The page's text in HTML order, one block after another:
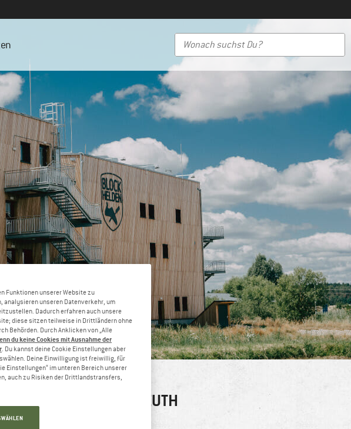
IN BUBENREUTH
Funktionen unserer Website zu
analysieren unseren Datenverkehr, um
Dadurch erfahren auch unsere
diese sitzen teilweise in Drittländern ohne
Behörden. Durch Anklicken von „Alle
du keine Cookies mit Ausnahme der
. Du kannst deine Cookie Einstellungen aber
Deine Einwilligung ist freiwillig, für
Einstellungen“ im unteren Bereich unserer
auch zu Risiken der Drittlandstransfers,